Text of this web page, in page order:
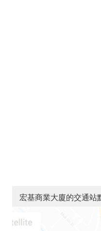
宏基商業大廈的交通站